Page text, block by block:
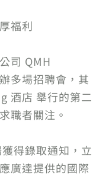
福利
司 QMH
多場招聘會，其
酒店 舉行的第二
職者關注。
得錄取通知，立
廣達提供的國際